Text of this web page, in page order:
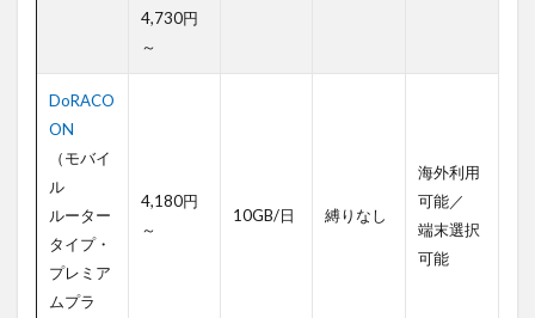
4,730円
～
DoRACO
ON
（モバイ
ル
ルーター
タイプ・
プレミア
ムプラ
4,180円
～
10GB/日 縛りなし
海外利用
可能／
端末選択
可能